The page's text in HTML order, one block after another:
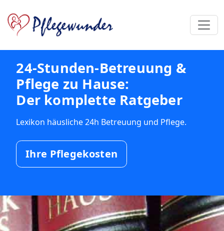
24-Stunden-Betreuung &
Pflege zu Hause:
Der komplette Ratgeber
Lexikon häusliche 24h Betreuung und Pflege.
Ihre Pflegekosten